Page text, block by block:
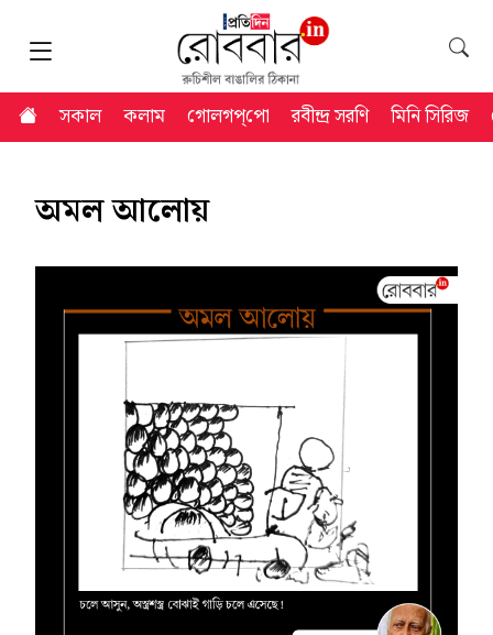
সকাল কলাম গোলগপ্‌পো রবীন্দ্র সরণি মিনি সিরিজ
অমল আলোয়